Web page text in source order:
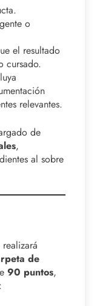
o
el resultado
cursado.
relevantes.
de
,
al sobre
de
90 puntos,